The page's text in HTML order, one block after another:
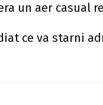
un aer casual
ce va starni